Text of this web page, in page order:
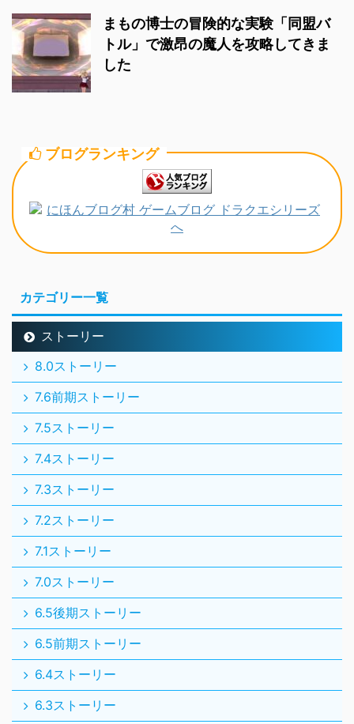
まもの博士の冒険的な実験「同盟バ
トル」で激昂の魔人を攻略してきま
した
ブログランキング
カテゴリー一覧
ストーリー
8.0ストーリー
7.6前期ストーリー
7.5ストーリー
7.4ストーリー
7.3ストーリー
7.2ストーリー
7.1ストーリー
7.0ストーリー
6.5後期ストーリー
6.5前期ストーリー
6.4ストーリー
6.3ストーリー